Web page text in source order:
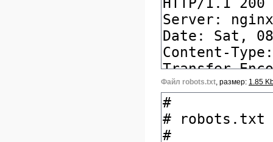
Файл robots.txt , размер: 1.85